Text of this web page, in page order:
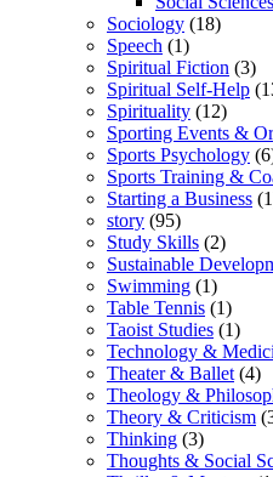
Sociology (18)
Speech (1)
Spiritual Fiction (3)
Spiritual Self-Help
Spirituality (12)
Sporting Events &
Sports Psychology
Sports Training &
Starting a Business
story (95)
Study Skills (2)
Sustainable
Swimming (1)
Table Tennis (1)
Taoist Studies (1)
Technology &
Theater & Ballet (4)
Theology &
Theory & Criticism
Thinking (3)
Thoughts & Social